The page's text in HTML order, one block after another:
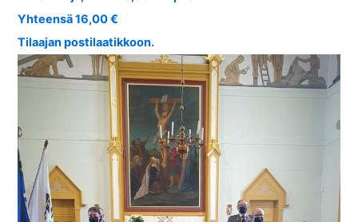
Yhteensä 16,00 €
Tilaajan postilaatikkoon.